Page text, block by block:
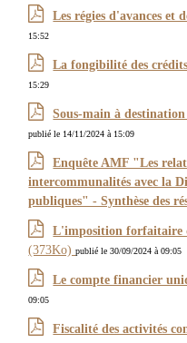
Les régies d'avances et
15:52
La fongibilité des
15:29
Sous-main à
publié le 14/11/2024 à 15:09
Enquête AMF "Les
intercommunalités avec la
publiques" - Synthèse des
L'imposition forfaitaire
(373Ko)publié le 30/09/2024 à 09:05
Le compte financier
09:05
Fiscalité des activités